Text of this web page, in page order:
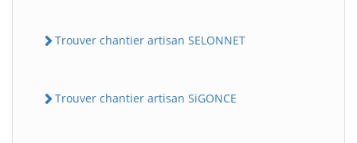
Trouver chantier artisan SELONNET
Trouver chantier artisan SiGONCE